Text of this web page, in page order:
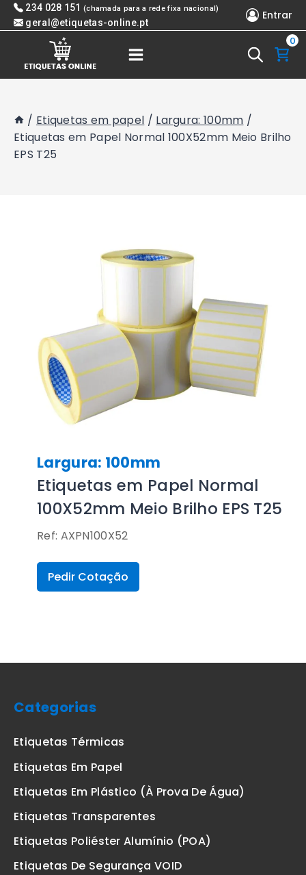
Skip 234 028 151 (chamada para a rede fixa nacional)
geral@etiquetas-online.pt
Entrar
0
/ Etiquetas em papel / Largura: 100mm /
Etiquetas em Papel Normal 100X52mm Meio Brilho
EPS T25
Largura: 100mm
Etiquetas em Papel Normal
100X52mm Meio Brilho EPS T25
Ref: AXPN100X52
Pedir Cotação
Categorias
Etiquetas Térmicas
Etiquetas Em Papel
Etiquetas Em Plástico (à Prova De Água)
Etiquetas Transparentes
Etiquetas Poliéster Alumínio (POA)
Etiquetas De Segurança VOID